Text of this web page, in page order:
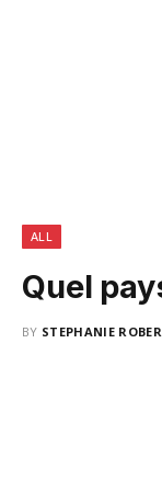
ALL
Quel
BY STEPHANIE